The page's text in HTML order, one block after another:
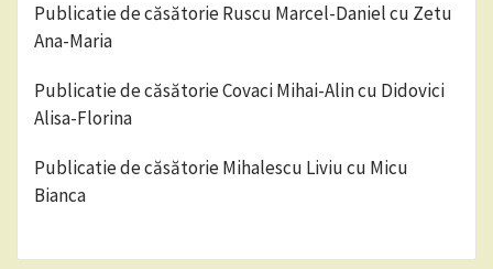
Publicatie de căsătorie Ruscu Marcel-Daniel cu Zetu
Ana-Maria
Publicatie de căsătorie Covaci Mihai-Alin cu Didovici
Alisa-Florina
Publicatie de căsătorie Mihalescu Liviu cu Micu
Bianca